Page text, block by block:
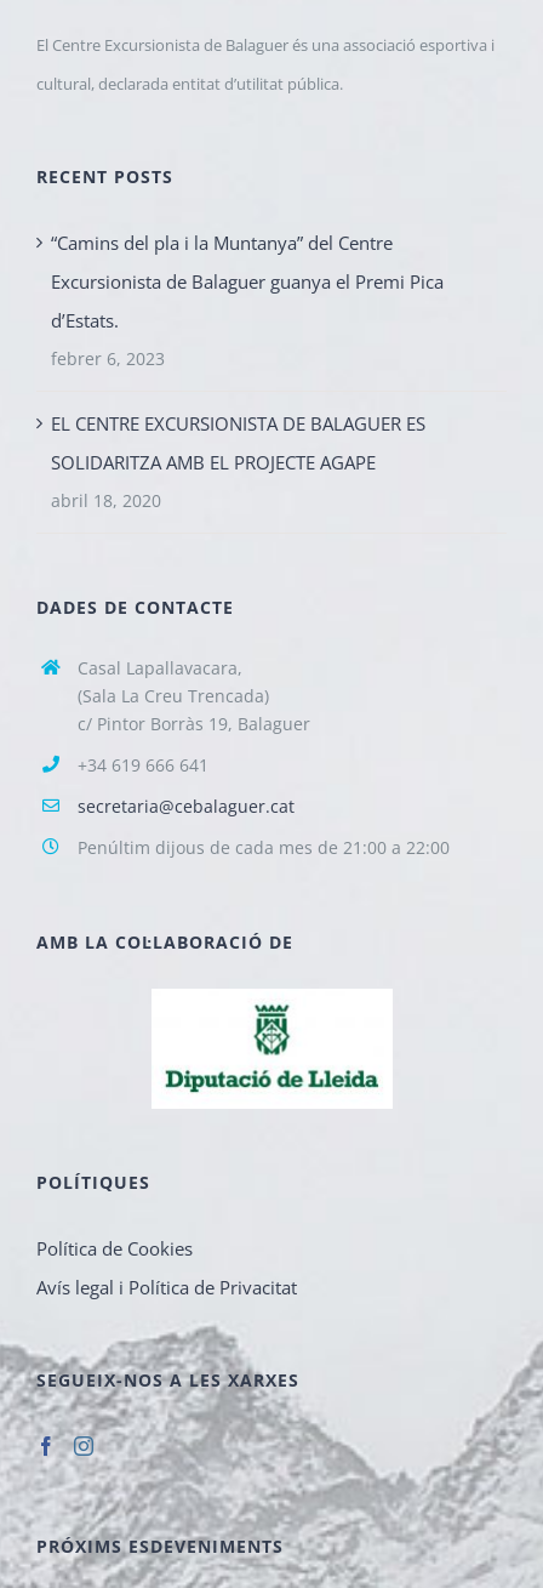
El Centre Excursionista de Balaguer és una associació esportiva i
cultural, declarada entitat d’utilitat pública.
RECENT POSTS
“Camins del pla i la Muntanya” del Centre
Excursionista de Balaguer guanya el Premi Pica
d’Estats.
febrer 6, 2023
EL CENTRE EXCURSIONISTA DE BALAGUER ES
SOLIDARITZA AMB EL PROJECTE AGAPE
abril 18, 2020
DADES DE CONTACTE
Casal Lapallavacara,
(Sala La Creu Trencada)
c/ Pintor Borràs 19, Balaguer
+34 619 666 641
secretaria@cebalaguer.cat
Penúltim dijous de cada mes de 21:00 a 22:00
AMB LA COL·LABORACIÓ DE
POLÍTIQUES
Política de Cookies
Avís legal i Política de Privacitat
SEGUEIX-NOS A LES XARXES
PRÓXIMS ESDEVENIMENTS